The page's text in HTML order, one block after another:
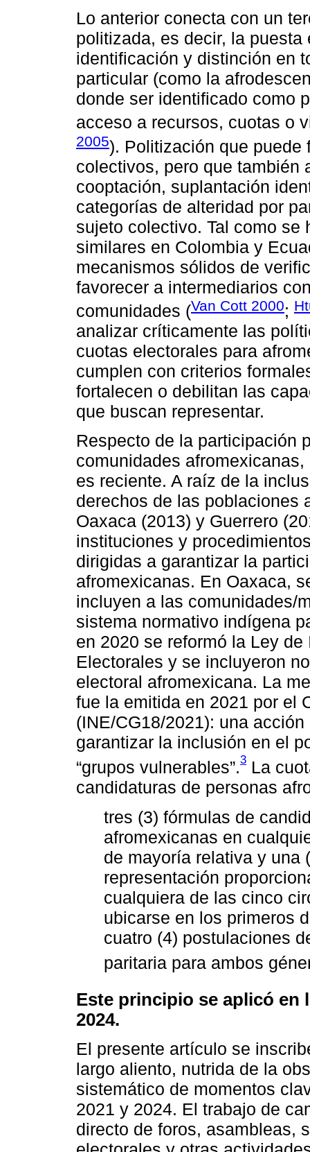
Lo anterior conecta con un
politizada, es decir, la
identificación y distinción en
particular (como la
donde ser identificado como
acceso a recursos, cuotas o
2005). Politización que puede
colectivos, pero que también
cooptación, suplantación
categorías de alteridad por
sujeto colectivo. Tal como se
similares en Colombia y
mecanismos sólidos de
favorecer a intermediarios
comunidades (Van Cott 2000;
analizar críticamente las
cuotas electorales para
cumplen con criterios
fortalecen o debilitan las
que buscan representar.
Respecto de la participación
comunidades
es reciente. A raíz de la
derechos de las poblaciones
Oaxaca (2013) y Guerrero
instituciones y
dirigidas a garantizar la
afromexicanas. En Oaxaca,
incluyen a las comunidades/
sistema normativo indígena
en 2020 se reformó la Ley
Electorales y se incluyeron
electoral afromexicana. La
fue la emitida en 2021 por el
(INE/CG18/2021): una
garantizar la inclusión en el
“grupos vulnerables”.3 La
candidaturas de personas
tres (3) fórmulas de
afromexicanas en
de mayoría relativa y una
representación
cualquiera de las cinco
ubicarse en los primeros
cuatro (4) postulaciones
paritaria para ambos
Este principio se aplicó en
2024.
El presente artículo se
largo aliento, nutrida de la
sistemático de momentos
2021 y 2024. El trabajo de
directo de foros, asambleas,